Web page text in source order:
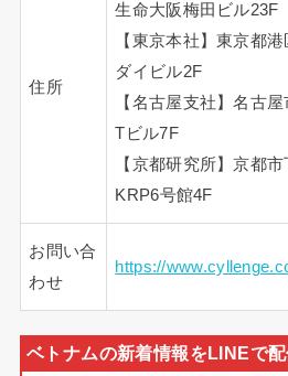
住所
生命大阪梅田ビル23F
【東京本社】東京都
ダイビル2F
【名古屋支社】名古
Tビル7F
【京都研究所】京都
KRP6号館4F
お問い合
わせ
https://